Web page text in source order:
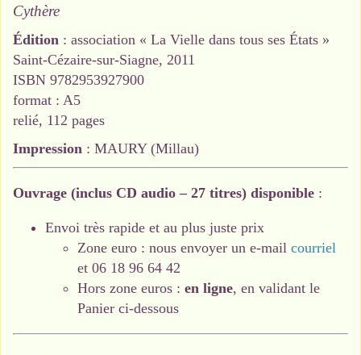
Cythère
Édition : association « La Vielle dans tous ses États »
Saint-Cézaire-sur-Siagne, 2011
ISBN 9782953927900
format : A5
relié, 112 pages
Impression : MAURY (Millau)
Ouvrage (inclus CD audio – 27 titres) disponible :
Envoi très rapide et au plus juste prix
Zone euro : nous envoyer un e-mail courriel
et 06 18 96 64 42
Hors zone euros : en ligne, en validant le
Panier ci-dessous